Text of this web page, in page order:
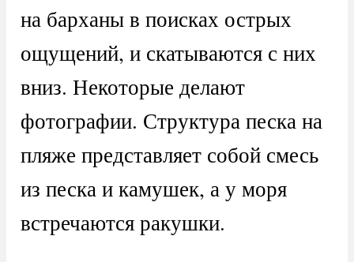
на барханы в поисках острых
ощущений, и скатываются с них
вниз. Некоторые делают
фотографии. Структура песка на
пляже представляет собой смесь
из песка и камушек, а у моря
встречаются ракушки.